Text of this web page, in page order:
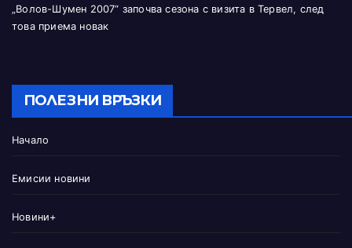
„Волов-Шумен 2007“ започва сезона с визита в Тервел, след
това приема новак
ПОЛЕЗНИ ВРЪЗКИ
Начало
Емисии новини
Новини+